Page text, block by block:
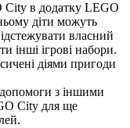
City в додатку LEGO
діти можуть
власний
інші ігрові набори.
діями пригоди
з іншими
City для ще